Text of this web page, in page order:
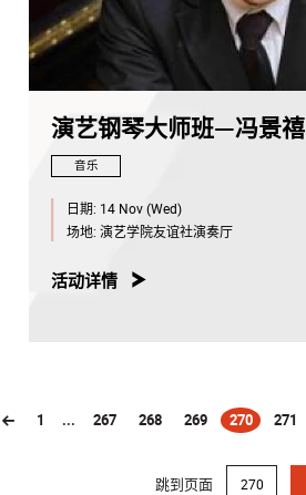
演艺钢琴大师班—冯景禧
音乐
日期: 14 Nov (Wed)
场地: 演艺学院友谊社演奏厅
活动详情
1 ... 267 268 269 270
(current)271
跳到页面